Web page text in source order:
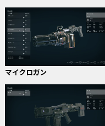
マイクロガン